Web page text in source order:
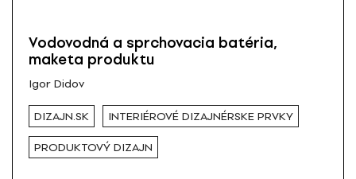
Vodovodná a sprchovacia batéria,
maketa produktu
Igor Didov
DIZAJN.SK INTERIÉROVÉ DIZAJNÉRSKE PRVKY
PRODUKTOVÝ DIZAJN